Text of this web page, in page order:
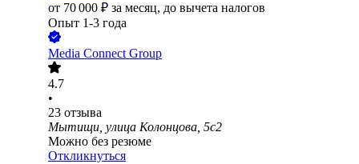
от 70 000 ₽ за месяц, до вычета налогов
Опыт 1-3 года
Media Connect Group
4.7
•
23 отзыва
Мытищи, улица Колонцова, 5с2
Можно без резюме
Откликнуться